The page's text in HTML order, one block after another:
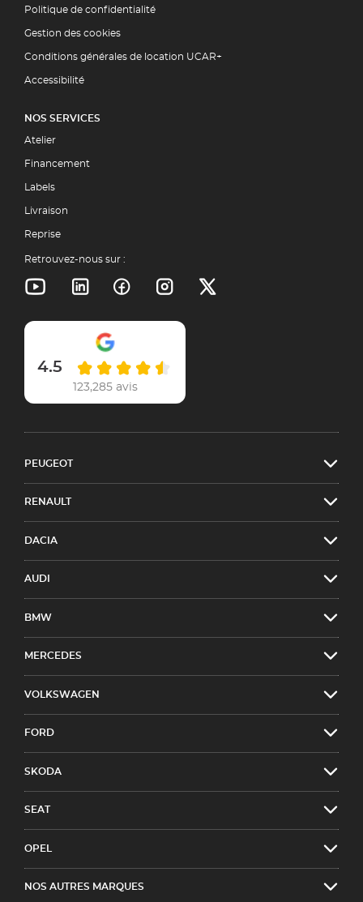
Politique de confidentialité
Gestion des cookies
Conditions générales de location UCAR+
Accessibilité
NOS SERVICES
Atelier
Financement
Labels
Livraison
Reprise
Retrouvez-nous sur :
4.5
123,285 avis
PEUGEOT
RENAULT
DACIA
AUDI
BMW
MERCEDES
VOLKSWAGEN
FORD
SKODA
SEAT
OPEL
NOS AUTRES MARQUES